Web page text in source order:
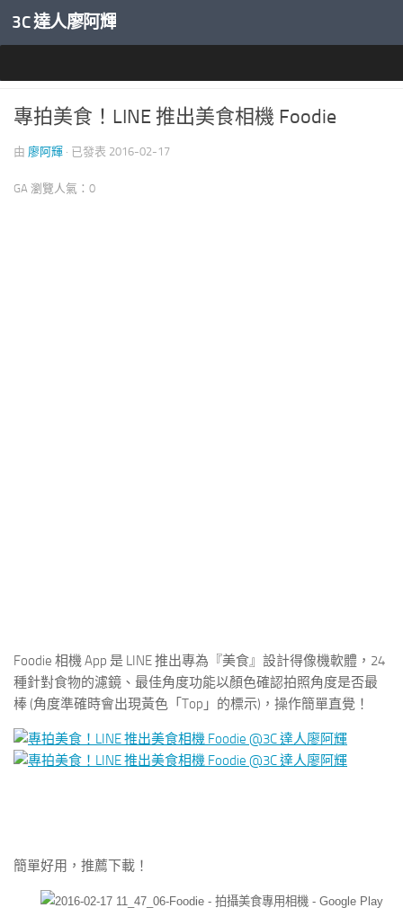
內文下方
3C 達人廖阿輝
專拍美食！LINE 推出美食相機 Foodie
由 廖阿輝 · 已發表 2016-02-17
GA 瀏覽人氣：0
Foodie 相機 App 是 LINE 推出專為『美食』設計得像機軟體，24
種針對食物的濾鏡、最佳角度功能以顏色確認拍照角度是否最
棒 (角度準確時會出現黃色「Top」的標示)，操作簡單直覺！
簡單好用，推薦下載！